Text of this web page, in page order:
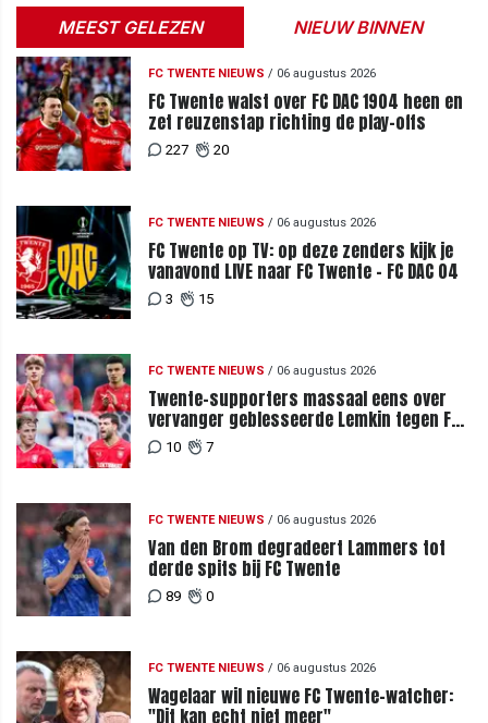
MEEST GELEZEN NIEUW BINNEN
FC TWENTE NIEUWS / 06 augustus 2026
FC Twente walst over FC DAC 1904 heen en
zet reuzenstap richting de play-offs
227 20
FC TWENTE NIEUWS / 06 augustus 2026
FC Twente op TV: op deze zenders kijk je
vanavond LIVE naar FC Twente - FC DAC 04
3 15
FC TWENTE NIEUWS / 06 augustus 2026
Twente-supporters massaal eens over
vervanger geblesseerde Lemkin tegen FC
DAC 04
10 7
FC TWENTE NIEUWS / 06 augustus 2026
Van den Brom degradeert Lammers tot
derde spits bij FC Twente
89 0
FC TWENTE NIEUWS / 06 augustus 2026
Wagelaar wil nieuwe FC Twente-watcher:
"Dit kan echt niet meer"